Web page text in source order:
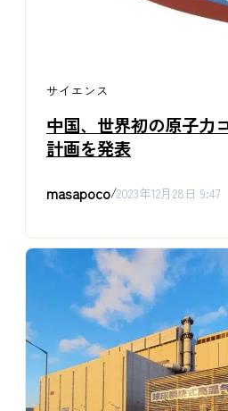
サイエンス
中国、世界初の原子力
計画を発表
masapoco/2023年12月28日 9:47